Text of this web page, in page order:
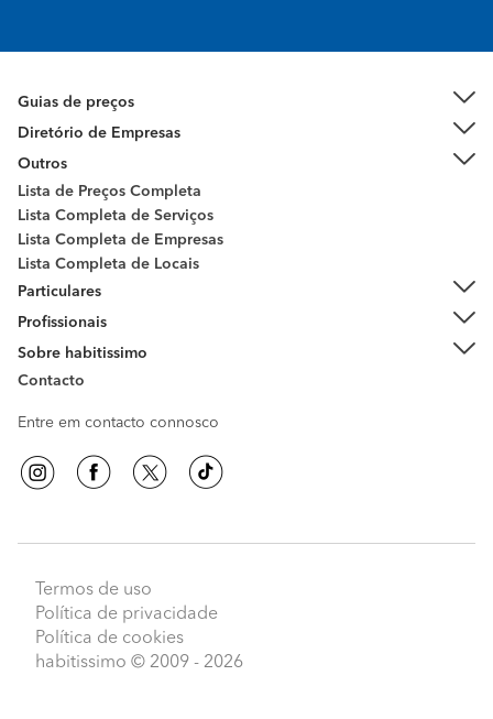
Guias de preços
Diretório de Empresas
Outros
Lista de Preços Completa
Lista Completa de Serviços
Lista Completa de Empresas
Lista Completa de Locais
Particulares
Profissionais
Sobre habitissimo
Contacto
Entre em contacto connosco
Termos de uso
Política de privacidade
Política de cookies
habitissimo © 2009 - 2026